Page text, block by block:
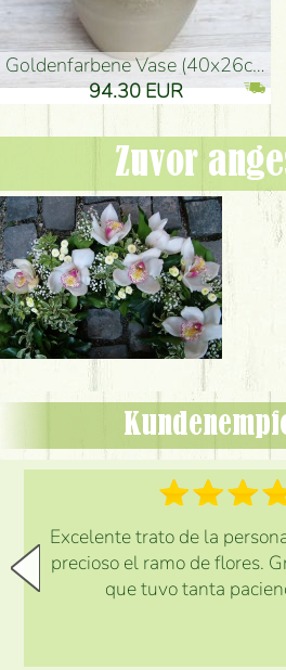
goldenfarbene Vase (40x26cm)
94.30 EUR
Zuvor
Excelente trato de la
precioso el ramo de flores.
que tuvo tanta